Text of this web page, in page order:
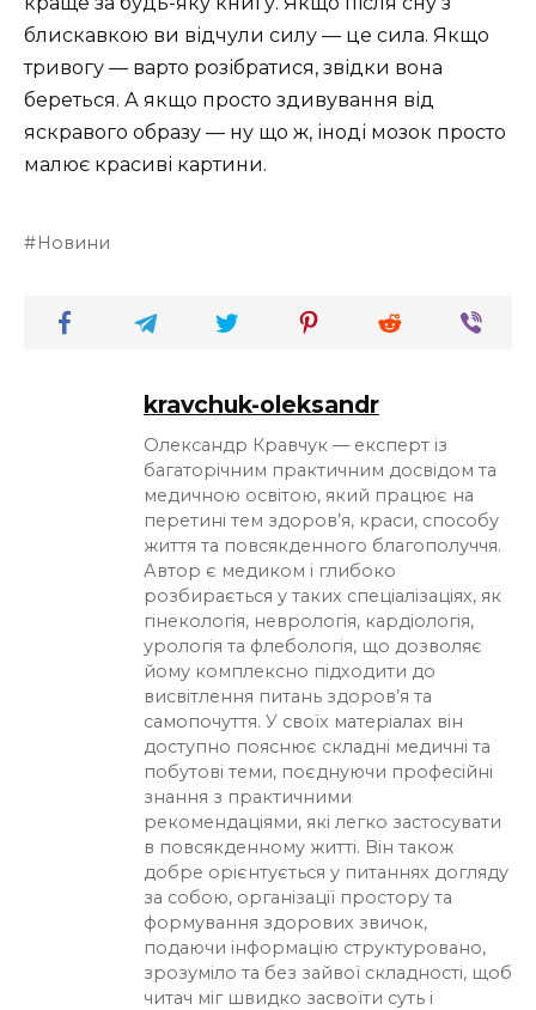
блискавкою ви відчули силу — це сила. Якщо
тривогу — варто розібратися, звідки вона
береться. А якщо просто здивування від
яскравого образу — ну що ж, іноді мозок просто
малює красиві картини.
Новини
kravchuk-oleksandr
Олександр Кравчук — експерт із
багаторічним практичним досвідом та
медичною освітою, який працює на
перетині тем здоров’я, краси, способу
життя та повсякденного благополуччя.
Автор є медиком і глибоко
розбирається у таких спеціалізаціях, як
гінекологія, неврологія, кардіологія,
урологія та флебологія, що дозволяє
йому комплексно підходити до
висвітлення питань здоров’я та
самопочуття. У своїх матеріалах він
доступно пояснює складні медичні та
побутові теми, поєднуючи професійні
знання з практичними
рекомендаціями, які легко застосувати
в повсякденному житті. Він також
добре орієнтується у питаннях догляду
за собою, організації простору та
формування здорових звичок,
подаючи інформацію структуровано,
зрозуміло та без зайвої складності, щоб
читач міг швидко засвоїти суть і